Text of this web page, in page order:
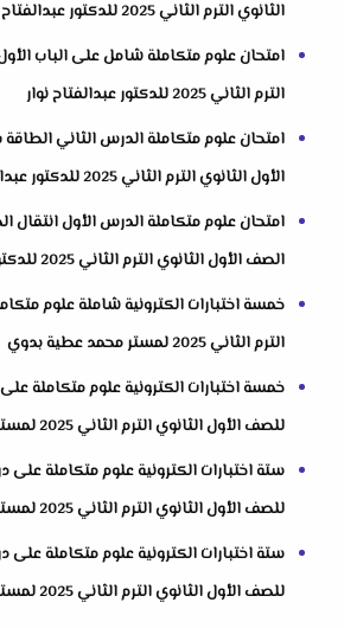
الثانوي الترم الثاني 2025 للدكتور عبدالفتاح نوار
امتحان علوم متكاملة شامل على الباب
الترم الثاني 2025 للدكتور عبدالفتاح نوار
امتحان علوم متكاملة الدرس الثاني
الأول الثانوي الترم الثاني 2025 للدكتور عبدالفتاح نوار
امتحان علوم متكاملة الدرس الأول انتقال
الصف الأول الثانوي الترم الثاني 2025 للدكتور عبدالفتاح نوار
خمسة اختبارات الكترونية شاملة علوم
الترم الثاني 2025 لمستر محمد عطية بدوي
خمسة اختبارات الكترونية علوم متكاملة
للصف الأول الثانوي الترم الثاني 2025 لمستر محمد عطية بدوي
ستة اختبارات الكترونية علوم متكاملة على
للصف الأول الثانوي الترم الثاني 2025 لمستر محمد عطية بدوي
ستة اختبارات الكترونية علوم متكاملة على
للصف الأول الثانوي الترم الثاني 2025 لمستر محمد عطية بدوي